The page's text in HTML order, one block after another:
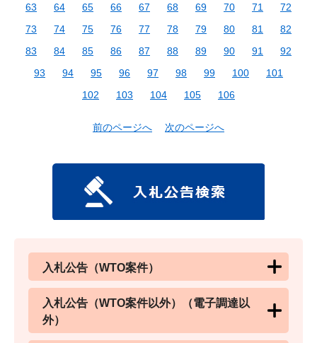
63
64 65 66 67 68 69 70 71
72
73
74 75 76 77 78 79 80 81
82
83
84 85 86 87 88 89 90 91
92
93
94 95 96 97 98 99 100
101
102
103 104 105 106
前のページへ 次のページへ
入札公告（WTO案件）
入札公告（WTO案件以外）（電子調達以
外）